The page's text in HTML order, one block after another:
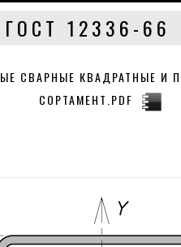
12336-66
СВАРНЫЕ КВАДРАТНЫЕ И
СОРТАМЕНТ.PDF